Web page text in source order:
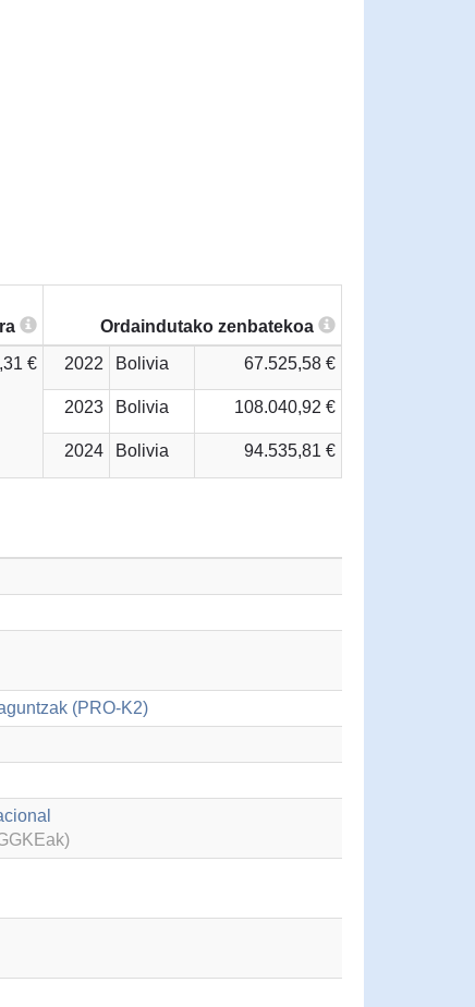
Ordaindutako zenbatekoa
€ 2022 Bolivia 67.525,58 €
2023 Bolivia 108.040,92 €
2024 Bolivia 94.535,81 €
(PRO-K2)